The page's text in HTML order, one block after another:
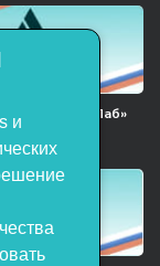
«ЭнергияЛаб»
РФ
и